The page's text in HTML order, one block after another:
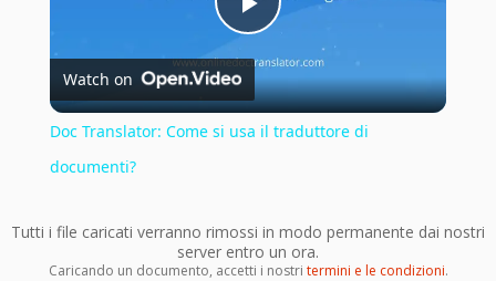
Play
Video
Watch on
Doc Translator: Come si usa il traduttore di
documenti?
Tutti i file caricati verranno rimossi in modo permanente dai nostri
server entro un ora.
Caricando un documento, accetti i nostri termini e le condizioni.